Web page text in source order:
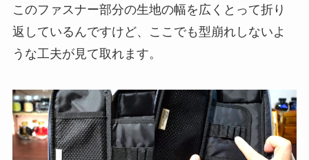
このファスナー部分の生地の幅を広くとって折り
返しているんですけど、ここでも型崩れしないよ
うな工夫が見て取れます。